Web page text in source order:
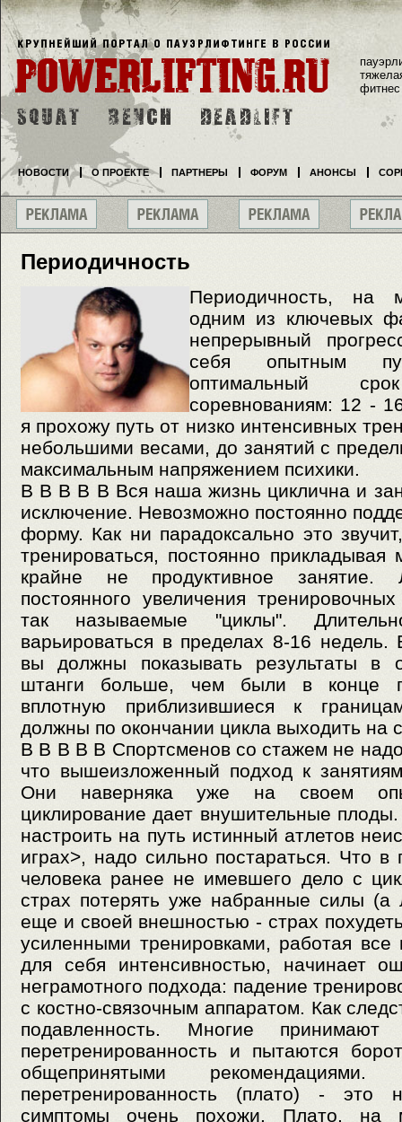
Периодичность
Периодичность, на
одним из ключевых
непрерывный
себя опытным
оптимальный
соревнованиям: 12 -
я прохожу путь от низко интенсивных
небольшими весами, до занятий с
максимальным напряжением психики.
В В В В В Вся наша жизнь циклична и
исключение. Невозможно постоянно
форму. Как ни парадоксально это
тренироваться, постоянно
крайне не продуктивное
постоянного увеличения
так называемые "циклы".
варьироваться в пределах 8-16 недель.
вы должны показывать результаты в
штанги больше, чем были в конце
вплотную приблизившиеся к
должны по окончании цикла выходить на
В В В В В Спортсменов со стажем не
что вышеизложенный подход к
Они наверняка уже на своем
циклирование дает внушительные
настроить на путь истинный атлетов
играх>, надо сильно постараться. Что в
человека ранее не имевшего дело с
страх потерять уже набранные силы (а
еще и своей внешностью - страх
усиленными тренировками, работая
для себя интенсивностью, начинает
неграмотного подхода: падение
с костно-связочным аппаратом. Как
подавленность. Многие
перетренированность и пытаются
общепринятыми
перетренированность (плато) - это
симптомы очень похожи. Плато, на
фитнес
НОВОСТИ О ПРОЕКТЕ ПАРТНЕРЫ ФОРУМ АНОНСЫ